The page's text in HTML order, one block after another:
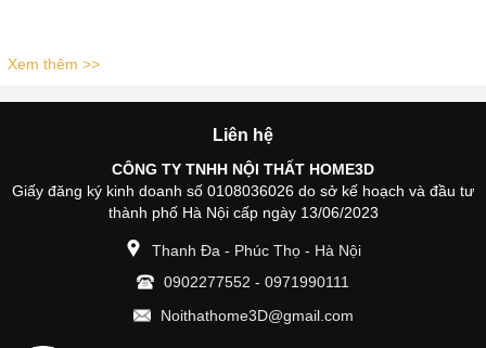
Xem thêm >>
Liên hệ
CÔNG TY TNHH NỘI THẤT HOME3D
Giấy đăng ký kinh doanh số 0108036026 do sở kế hoạch và đầu tư
thành phố Hà Nội cấp ngày 13/06/2023
Thanh Đa - Phúc Thọ - Hà Nội
0902277552 - 0971990111
Noithathome3D@gmail.com